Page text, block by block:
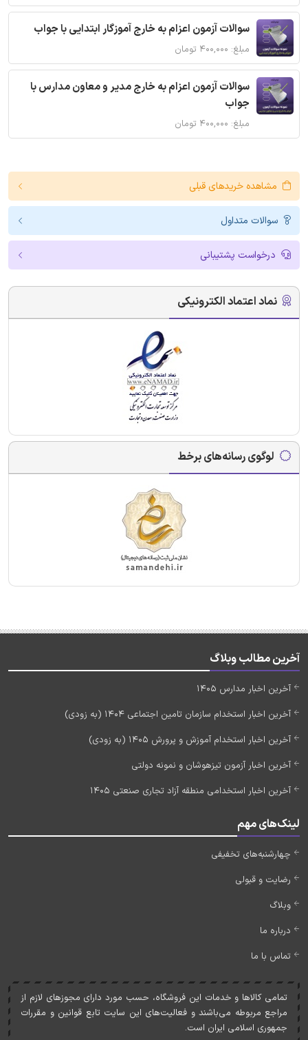
سوالات آزمون اعزام به خارج آموزگار ابتدایی با جواب
مبلغ: ۴۰۰,۰۰۰ تومان
سوالات آزمون اعزام به خارج مدیر و معاون مدارس با
جواب
مبلغ: ۴۰۰,۰۰۰ تومان
مشاهده خریدهای قبلی
سوالات متداول
درخواست پشتیبانی
نماد اعتماد الکترونیکی
لوگوی رسانه‌های برخط
آخرین مطالب وبلاگ
آخرین اخبار مدارس 1405
آخرین اخبار استخدام سازمان تامین اجتماعی 1404 (به زودی)
آخرین اخبار استخدام آموزش و پرورش 1405 (به زودی)
آخرین اخبار آزمون تیزهوشان و نمونه دولتی
آخرین اخبار استخدامی منطقه آزاد تجاری صنعتی 1405
لینک‌های مهم
چهارشنبه‌های تخفیفی
رضایت و قبولی
وبلاگ
درباره ما
تماس با ما
تمامی کالاها و خدمات اين فروشگاه، حسب مورد دارای مجوزهای لازم از
مراجع مربوطه می‌باشند و فعاليت‌های اين سايت تابع قوانين و مقررات
جمهوری اسلامی ايران است.